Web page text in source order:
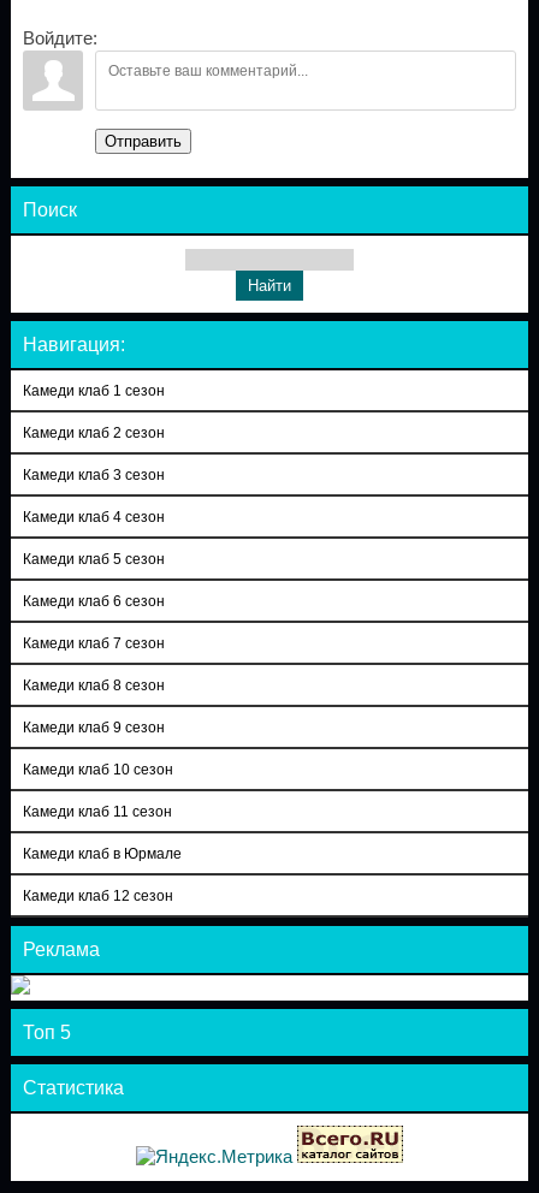
Войдите:
Отправить
Поиск
Навигация:
Камеди клаб 1 сезон
Камеди клаб 2 сезон
Камеди клаб 3 сезон
Камеди клаб 4 сезон
Камеди клаб 5 сезон
Камеди клаб 6 сезон
Камеди клаб 7 сезон
Камеди клаб 8 сезон
Камеди клаб 9 сезон
Камеди клаб 10 сезон
Камеди клаб 11 сезон
Камеди клаб в Юрмале
Камеди клаб 12 сезон
Реклама
Топ 5
Статистика